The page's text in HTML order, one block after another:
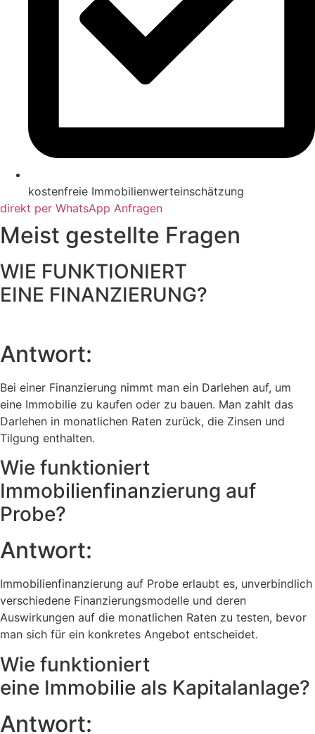
kostenfreie Immobilienwerteinschätzung
direkt per WhatsApp Anfragen
Meist gestellte Fragen
WIE FUNKTIONIERT
EINE FINANZIERUNG?
Antwort:
Bei einer Finanzierung nimmt man ein Darlehen auf, um
eine Immobilie zu kaufen oder zu bauen. Man zahlt das
Darlehen in monatlichen Raten zurück, die Zinsen und
Tilgung enthalten.
Wie funktioniert
Immobilienfinanzierung auf
Probe?
Antwort:
Immobilienfinanzierung auf Probe erlaubt es, unverbindlich
verschiedene Finanzierungsmodelle und deren
Auswirkungen auf die monatlichen Raten zu testen, bevor
man sich für ein konkretes Angebot entscheidet.
Wie funktioniert
eine Immobilie als Kapitalanlage?
Antwort: